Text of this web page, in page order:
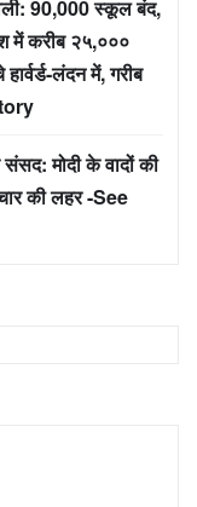
90,000 स्कूल बंद,
में करीब २५,०००
लंदन में, गरीब
मोदी के वादों की
की लहर -See